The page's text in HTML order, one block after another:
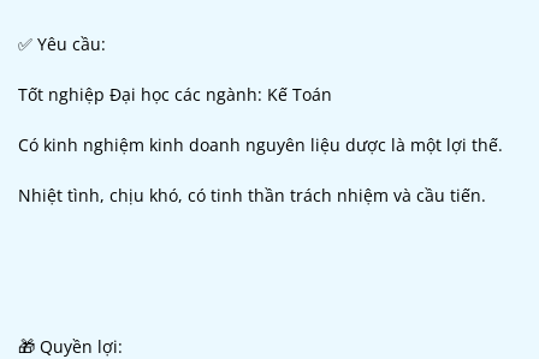
✅ Yêu cầu:
Tốt nghiệp Đại học các ngành: Kế Toán
Có kinh nghiệm kinh doanh nguyên liệu dược là một lợi thế.
Nhiệt tình, chịu khó, có tinh thần trách nhiệm và cầu tiến.
🎁 Quyền lợi: